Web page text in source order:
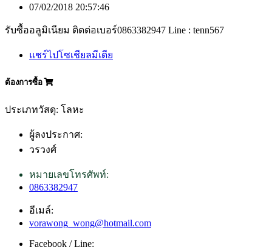
07/02/2018 20:57:46
รับซื้ออลูมิเนียม ติดต่อเบอร์0863382947 Line : tenn567
แชร์ไปโซเชียลมีเดีย
ต้องการซื้อ
ประเภทวัสดุ: โลหะ
ผู้ลงประกาศ:
วรวงศ์
หมายเลขโทรศัพท์:
0863382947
อีเมล์:
vorawong_wong@hotmail.com
Facebook / Line: